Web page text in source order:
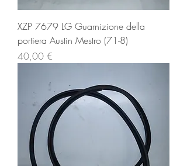
XZP 7679 LG Guarnizione della
portiera Austin Mestro (71-8)
Prezzo
40,00 €